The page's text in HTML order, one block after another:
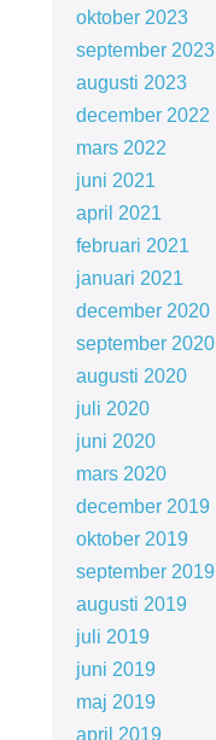
oktober 2023
september 2023
augusti 2023
december 2022
mars 2022
juni 2021
april 2021
februari 2021
januari 2021
december 2020
september 2020
augusti 2020
juli 2020
juni 2020
mars 2020
december 2019
oktober 2019
september 2019
augusti 2019
juli 2019
juni 2019
maj 2019
april 2019